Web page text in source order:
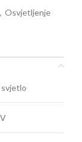
, Osvjetljenje